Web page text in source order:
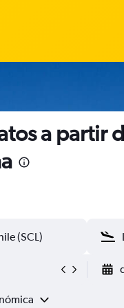
a partir